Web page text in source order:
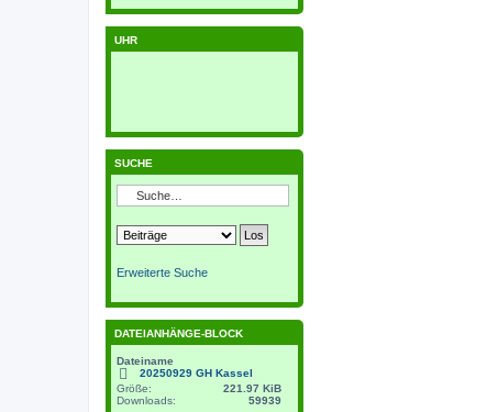
UHR
SUCHE
Erweiterte Suche
DATEIANHÄNGE-BLOCK
Dateiname
20250929 GH Kassel
Größe:
221.97 KiB
Downloads:
59939